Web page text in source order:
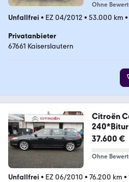
Ohne
Unfallfrei • EZ 04/2012 • 53.000 km •
Privatanbieter
67661 Kaiserslautern
Citroën
K
37.600 €
Ohne
Unfallfrei • EZ 06/2010 • 76.200 km •